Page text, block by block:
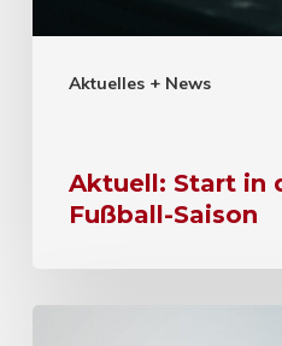
Aktuelles + News
Aktuell: Start in
Fußball-Saison